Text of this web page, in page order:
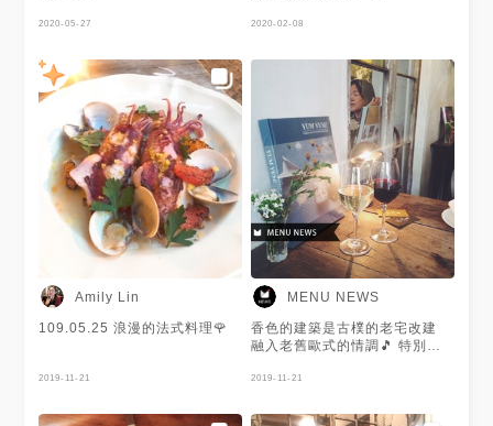
下午茶時段 除了低消比晚餐時
外，也想好好看看白天版本的前
院跟裝潢！ - 💡 三人用餐含服
務費共花費NT$3500，人均約
NT$1167 - 美味程度：🌕🌕🌕🌑
🌑 整體環境：🌕🌕🌕🌕🌗 服務態
度：🌕🌕🌕🌕🌑 - 圖片來源🔍ig
帳號：stop__your__hunger/
吃貨金仔吃飽飽
2020-05-27 2020-02-08
Amily Lin
109.05.25 浪漫的法式料理🌹
2019-11-21
MENU NEWS
香色的建築是古樸的老宅改建
融入老舊歐式的情調🎵 特別推
搭配異國美食 彷彿飛了一趟歐
❤️照片都有種溫和的感覺呢～
2019-11-21